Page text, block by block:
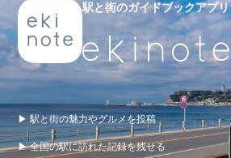
駅と街のガイドブックアプリ
▶ 駅と街の魅力やグルメを投稿
▶ 全国の駅に訪れた記録を残せる